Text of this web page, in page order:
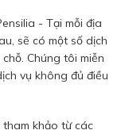
- Tại mỗi địa
sẽ có một số dịch
Chúng tôi miễn
vụ không đủ điều
khảo từ các